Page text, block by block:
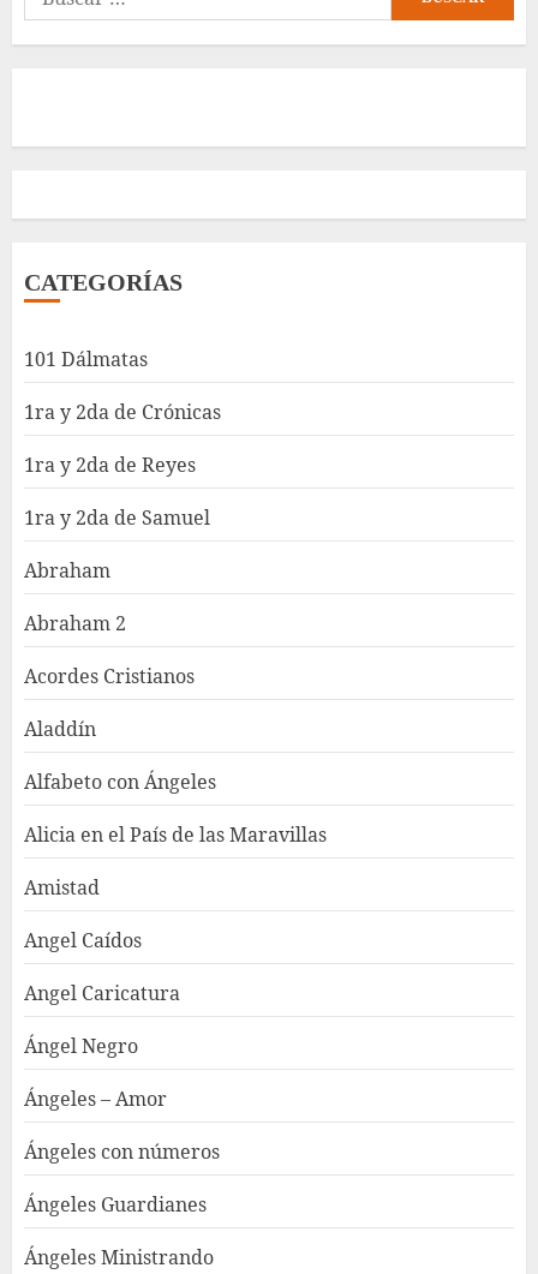
CATEGORÍAS
101 Dálmatas
1ra y 2da de Crónicas
1ra y 2da de Reyes
1ra y 2da de Samuel
Abraham
Abraham 2
Acordes Cristianos
Aladdín
Alfabeto con Ángeles
Alicia en el País de las Maravillas
Amistad
Angel Caídos
Angel Caricatura
Ángel Negro
Ángeles – Amor
Ángeles con números
Ángeles Guardianes
Ángeles Ministrando